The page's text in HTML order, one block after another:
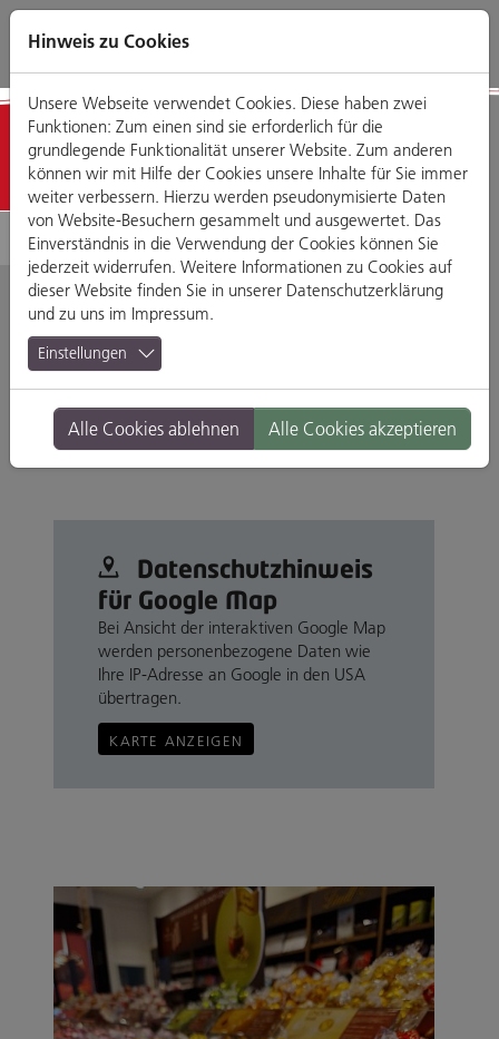
Direkt
zum
Zum
Hauptmenü
Zum
Footermenü
Zur
Website-
Detailansicht
Kim Linh
Rote Sternen Gasse 6, 93047 Regensburg
Branche: Restaurants & Gasthäuser
Standort: Altstadt
Datenschutz­hinweis
für Google Map
Bei Ansicht der interaktiven Google Map
werden personenbezogene Daten wie
Ihre IP-Adresse an Google in den USA
übertragen.
KARTE ANZEIGEN
Hinweis zu Cookies
Unsere Webseite verwendet Cookies. Diese haben zwei
Funktionen: Zum einen sind sie erforderlich für die
grundlegende Funktionalität unserer Website. Zum anderen
können wir mit Hilfe der Cookies unsere Inhalte für Sie immer
weiter verbessern. Hierzu werden pseudonymisierte Daten
von Website-Besuchern gesammelt und ausgewertet. Das
Einverständnis in die Verwendung der Cookies können Sie
jederzeit widerrufen. Weitere Informationen zu Cookies auf
dieser Website finden Sie in unserer Datenschutzerklärung
und zu uns im Impressum.
Einstellungen
Alle Cookies ablehnen Alle Cookies akzeptieren